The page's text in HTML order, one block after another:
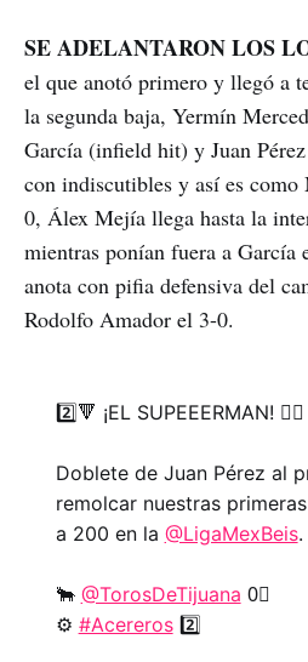
SE ADELANTARON LOS
el que anotó primero y llegó a
la segunda baja, Yermín
García (infield hit) y Juan
con indiscutibles y así es
0, Álex Mejía llega hasta la
mientras ponían fuera a
anota con pifia defensiva del
Rodolfo Amador el 3-0.
2️⃣🔻 ¡EL SUPEEERMAN! 🦸‍♂️
Doblete de Juan Pérez al
remolcar nuestras
a 200 en la @LigaMexBeis.
🐂 @TorosDeTijuana 0⃣
⚙️ #Acereros2️⃣